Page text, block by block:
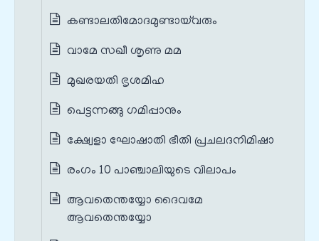
കണ്ടാലതിമോദമുണ്ടായ്‌വരും
വാമേ സഖീ ശൃണു മമ
മുഖരയതി ഭൃശമിഹ
പെട്ടന്നങ്ങു ഗമിപ്പാനും
ക്ഷ്വേളാ ഘോഷാതി ഭീതി പ്രചലദനിമിഷാ
രംഗം 10 പാഞ്ചാലിയുടെ വിലാപം
ആവതെന്തയ്യോ ദൈവമേ
ആവതെന്തയ്യോ